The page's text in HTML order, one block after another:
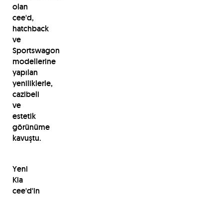
olan
cee'd,
hatchback
ve
Sportswagon
modellerine
yapılan
yeniliklerle,
cazibeli
ve
estetik
görünüme
kavuştu.
Yeni
Kia
cee'd'in